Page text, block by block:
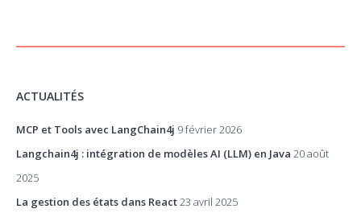
ACTUALITÉS
MCP et Tools avec LangChain4j 9 février 2026
Langchain4j : intégration de modèles AI (LLM) en Java 20 août
2025
La gestion des états dans React23 avril 2025